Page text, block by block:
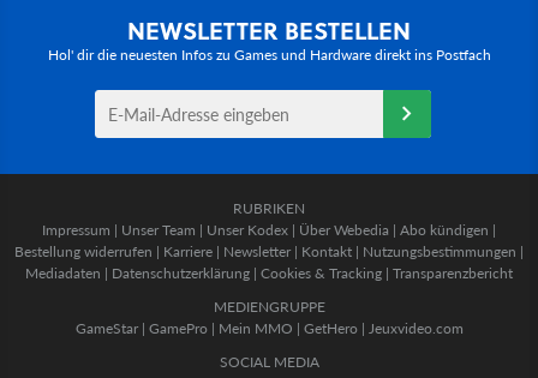
NEWSLETTER BESTELLEN
Hol' dir die neuesten Infos zu Games und Hardware direkt ins Postfach
RUBRIKEN
Impressum | Unser Team | Unser Kodex | Über Webedia | Abo kündigen |
Bestellung widerrufen | Karriere | Newsletter | Kontakt | Nutzungsbestimmungen |
Mediadaten | Datenschutzerklärung | Cookies & Tracking | Transparenzbericht
MEDIENGRUPPE
GameStar| GamePro | Mein MMO | GetHero | Jeuxvideo.com
SOCIAL MEDIA